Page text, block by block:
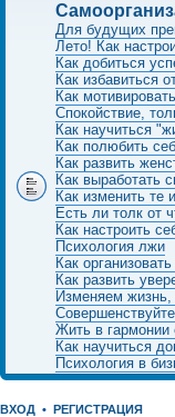
Для будущих
Лето! Как
Как добиться
Как избавиться
Как
Спокойствие,
Как научиться
Как полюбить
Как развить
Как выработать
Как изменить те
Есть ли толк от
Как настроить
Психология лжи
Как
Как развить
Изменяем жизнь,
Жить в гармонии
Как научиться
Психология в
ВХОД • РЕГИСТРАЦИЯ